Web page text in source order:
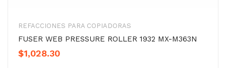
REFACCIONES PARA COPIADORAS
FUSER WEB PRESSURE ROLLER 1932 MX-M363N
$1,028.30